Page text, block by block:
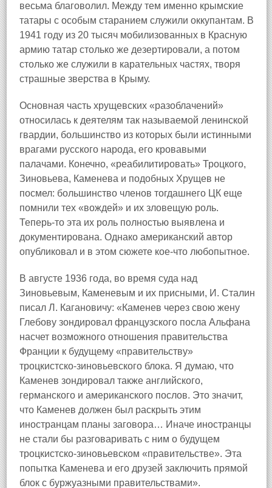
весьма благоволил. Между тем именно крымские
татары с особым старанием служили оккупантам. В
1941 году из 20 тысяч мобилизованных в Красную
армию татар столько же дезертировали, а потом
столько же служили в карательных частях, творя
страшные зверства в Крыму.
Основная часть хрущевских «разоблачений»
относилась к деятелям так называемой ленинской
гвардии, большинство из которых были истинными
врагами русского народа, его кровавыми
палачами. Конечно, «реабилитировать» Троцкого,
Зиновьева, Каменева и подобных Хрущев не
посмел: большинство членов тогдашнего ЦК еще
помнили тех «вождей» и их зловещую роль.
Теперь‑то эта их роль полностью выявлена и
документирована. Однако американский автор
опубликовал и в этом сюжете кое‑что любопытное.
В августе 1936 года, во время суда над
Зиновьевым, Каменевым и их присными, И. Сталин
писал Л. Кагановичу: «Каменев через свою жену
Глебову зондировал французского посла Альфана
насчет возможного отношения правительства
Франции к будущему «правительству»
троцкистско‑зиновьевского блока. Я думаю, что
Каменев зондировал также английского,
германского и американского послов. Это значит,
что Каменев должен был раскрыть этим
иностранцам планы заговора… Иначе иностранцы
не стали бы разговаривать с ним о будущем
троцкистско‑зиновьевском «правительстве». Эта
попытка Каменева и его друзей заключить прямой
блок с буржуазными правительствами».